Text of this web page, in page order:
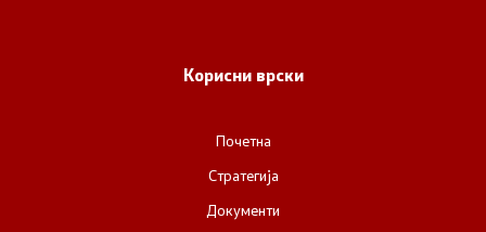
Корисни врски
Почетна
Стратегија
Документи